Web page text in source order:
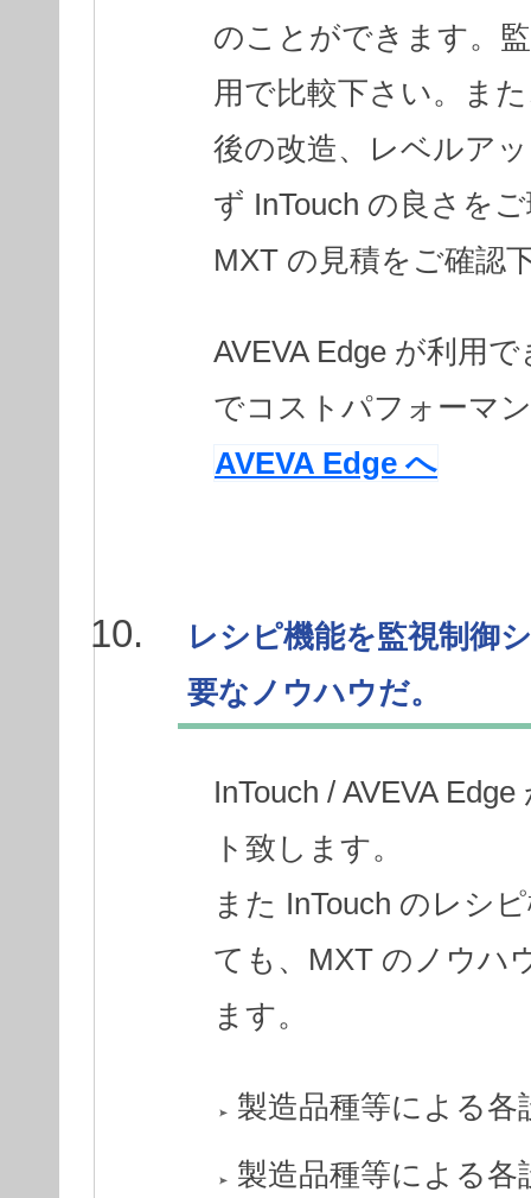
のことができます。
用で比較下さい。ま
後の改造、レベルア
ず InTouch の良さを
MXT の見積をご確認
AVEVA Edge が利用
でコストパフォーマ
AVEVA Edge へ
レシピ機能を監視制御
要なノウハウだ。
InTouch / AVEVA
ト致します。
また InTouch のレシ
ても、MXT のノウハ
ます。
製造品種等による各
製造品種等による